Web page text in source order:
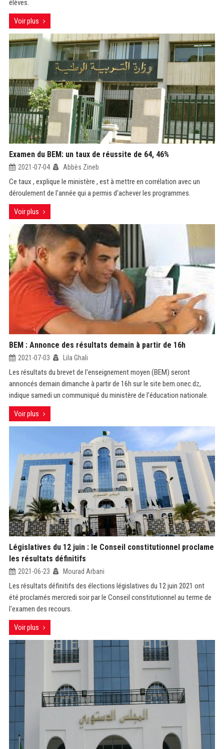
élèves.
Voir plus
Examen du BEM: un taux de réussite de 64, 46%
2021-07-04 Abbès Zineb
Ce taux , explique le ministère , est à mettre en corrélation avec un
déroulement de l'année qui a permis d'achever les programmes.
Voir plus
BEM : Annonce des résultats demain à partir de 16h
2021-07-03 Lila Ghali
Les résultats du brevet de l'enseignement moyen (BEM) seront
annoncés demain dimanche à partir de 16h sur le site bem.onec.dz,
indique samedi un communiqué du ministère de l'éducation nationale.
Voir plus
Législatives du 12 juin : le Conseil constitutionnel proclame
les résultats définitifs
2021-06-23 Mourad Arbani
Les résultats définitifs des élections législatives du 12 juin 2021 ont
été proclamés mercredi soir par le Conseil constitutionnel au terme de
l'examen des recours.
Voir plus